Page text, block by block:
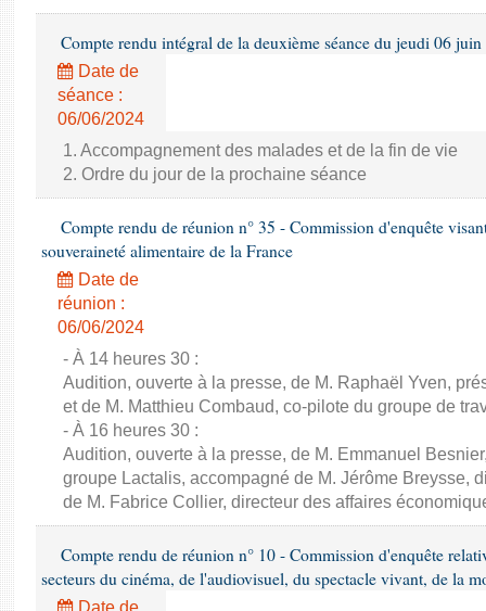
Compte rendu intégral de la deuxième séance du jeudi 06
Date de
séance :
06/06/2024
1. Accompagnement des malades et de la fin de vie
2. Ordre du jour de la prochaine séance
Compte rendu de réunion n° 35 - Commission d'enquête
souveraineté alimentaire de la France
Date de
réunion :
06/06/2024
- À 14 heures 30 :
Audition, ouverte à la presse, de M. Raphaël Yven,
et de M. Matthieu Combaud, co-pilote du groupe de
- À 16 heures 30 :
Audition, ouverte à la presse, de M. Emmanuel
groupe Lactalis, accompagné de M. Jérôme Breysse,
de M. Fabrice Collier, directeur des affaires
Compte rendu de réunion n° 10 - Commission d'enquête
secteurs du cinéma, de l'audiovisuel, du spectacle vivant, de la
Date de